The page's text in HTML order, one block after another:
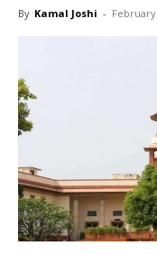
By Kamal Joshi - February